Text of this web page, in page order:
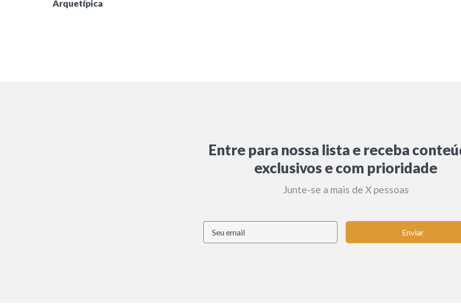
Arquetípica
Entre para nossa lista e receba
exclusivos e com prioridade
Junte-se a mais de X pessoas
Enviar